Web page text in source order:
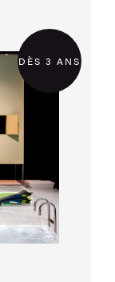
DÈS 3 ANS